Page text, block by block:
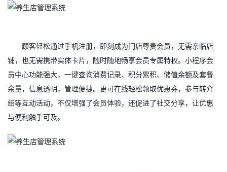
顾客轻松通过手机注册，即刻成为门店尊贵会员，无需亲临店
铺，也无需携带实体卡片，随时随地畅享会员专属特权。小程序会
员中心功能强大，一键查询消费记录、积分累积、储值余额及套餐
余量，信息透明，管理便捷。更可在线轻松领取优惠券，参与转介
绍等互动活动，不仅增强了会员体验，还促进了社交分享，让优惠
与便利触手可及。